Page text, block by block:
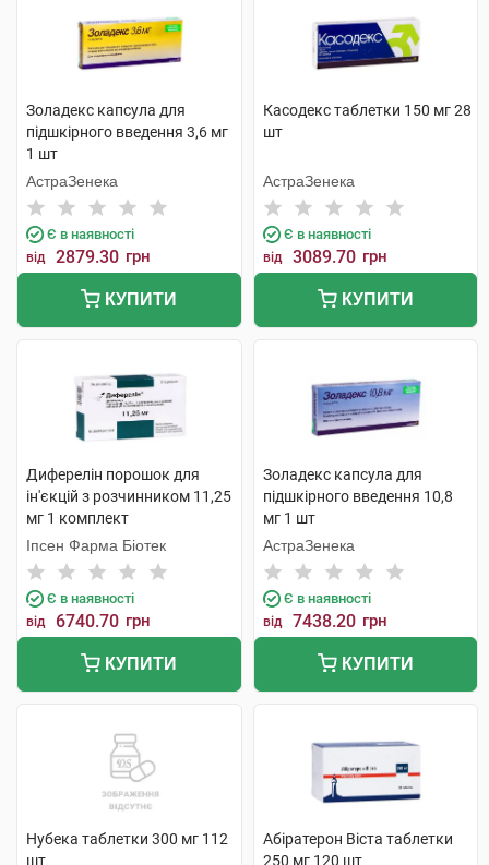
Золадекс капсула для
підшкірного введення 3,6 мг
1 шт
АстраЗенека
Є в наявності
від 2879.30 грн
КУПИТИ
Касодекс таблетки 150 мг 28
шт
АстраЗенека
Є в наявності
від 3089.70 грн
КУПИТИ
Диферелін порошок для
ін'єкцій з розчинником 11,25
мг 1 комплект
Іпсен Фарма Біотек
Є в наявності
від 6740.70 грн
КУПИТИ
Золадекс капсула для
підшкірного введення 10,8
мг 1 шт
АстраЗенека
Є в наявності
від 7438.20 грн
КУПИТИ
Нубека таблетки 300 мг 112
шт
Абіратерон Віста таблетки
250 мг 120 шт